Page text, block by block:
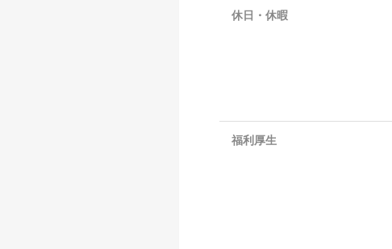
休日・休暇
福利厚生